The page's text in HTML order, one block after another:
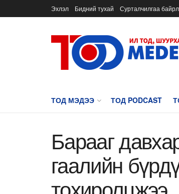
Эхлэл Бидний тухай Сурталчилгаа
ТОД МЭДЭЭ ТОД PODCAST
Барааг
гаалийн